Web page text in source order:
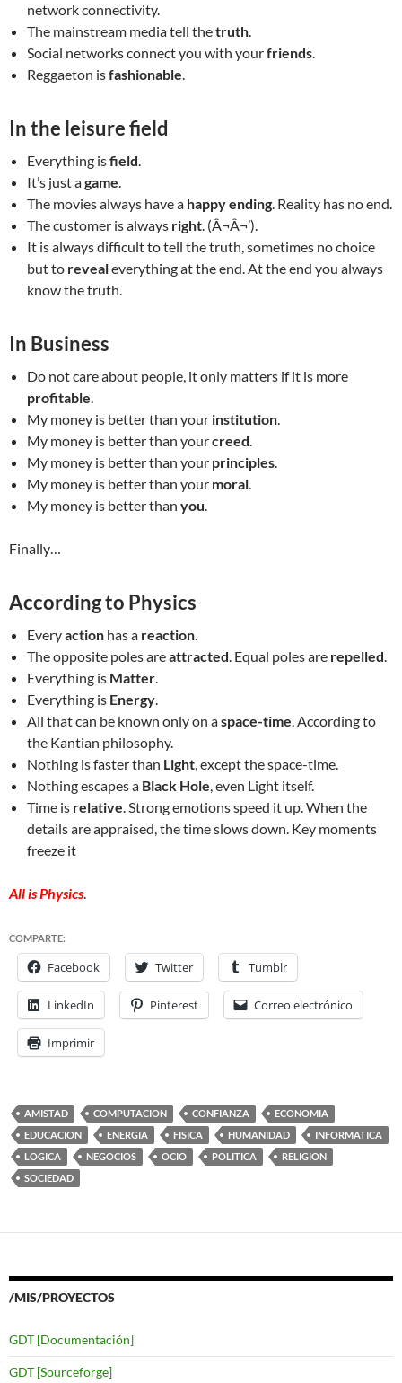
network connectivity.
The mainstream media tell thetruth.
Social networks connect you with yourfriends.
Reggaeton isfashionable.
In the leisure field
Everything isfield.
It’s just agame.
The movies always have a happy ending. Reality has no end.
The customer is always right. (Â¬Â¬’).
It is always difficult to tell the truth, sometimes no choice
but to revealeverything at the end. At the end you always
know the truth.
In Business
Do not care about people, it only matters if it is more
profitable.
My money is better than your institution.
My money is better than yourcreed.
My money is better than your principles.
My money is better than your moral.
My money is better than you.
Finally…
According to Physics
Everyaction has a reaction.
The opposite poles areattracted. Equal poles are repelled.
Everything is Matter.
Everything is Energy.
All that can be known only on aspace-time. According to
the Kantian philosophy.
Nothing is faster than Light, except the space-time.
Nothing escapes a Black Hole, even Light itself.
Time is relative. Strong emotions speed it up. When the
details are appraised, the time slows down. Key moments
freeze it
All is Physics.
COMPARTE:
Facebook Twitter Tumblr
LinkedIn Pinterest Correo electrónico
Imprimir
AMISTAD COMPUTACION CONFIANZA
ECONOMIA
EDUCACION
ENERGIA FISICA HUMANIDAD
INFORMATICA
LOGICA
NEGOCIOS OCIO POLITICA
RELIGION
SOCIEDAD
/MIS/PROYECTOS
GDT [Documentación]
GDT [Sourceforge]